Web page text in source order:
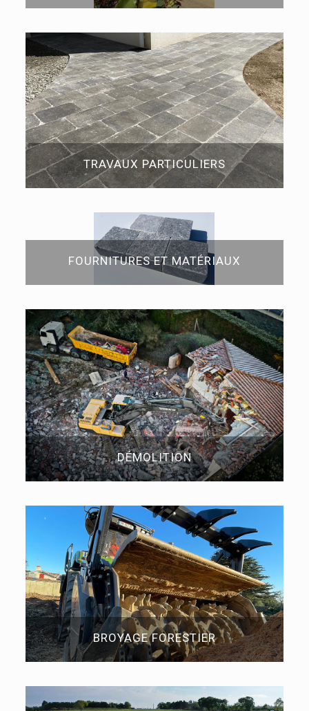
TRAVAUX PARTICULIERS
FOURNITURES ET MATÉRIAUX
DÉMOLITION
BROYAGE FORESTIER